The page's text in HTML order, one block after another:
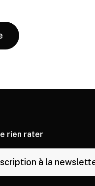
rien rater
à la